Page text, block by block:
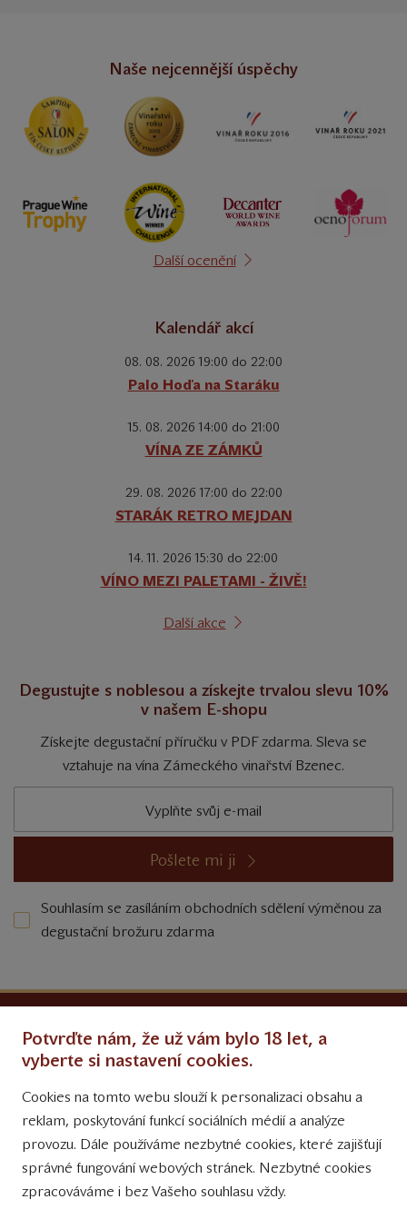
Naše nejcennější úspěchy
Další ocenění
Kalendář akcí
08. 08. 2026 19:00 do 22:00
Palo Hoďa na Staráku
15. 08. 2026 14:00 do 21:00
VÍNA ZE ZÁMKŮ
29. 08. 2026 17:00 do 22:00
STARÁK RETRO MEJDAN
14. 11. 2026 15:30 do 22:00
VÍNO MEZI PALETAMI - ŽIVĚ!
Další akce
Degustujte s noblesou a získejte trvalou slevu 10%
v našem E-shopu
Získejte degustační příručku v PDF zdarma. Sleva se
vztahuje na vína Zámeckého vinařství Bzenec.
Pošlete mi ji
Souhlasím se zasíláním obchodních sdělení výměnou za
degustační brožuru zdarma
Obchodní podmínky
Přinášíme vám týdně
tipy na Facebooku
Sledujte nás
na Instagramu
Potvrďte nám, že už vám bylo 18 let, a
vyberte si nastavení cookies.
Cookies na tomto webu slouží k personalizaci obsahu a
reklam, poskytování funkcí sociálních médií a analýze
provozu. Dále používáme nezbytné cookies, které zajišťují
správné fungování webových stránek. Nezbytné cookies
zpracováváme i bez Vašeho souhlasu vždy.